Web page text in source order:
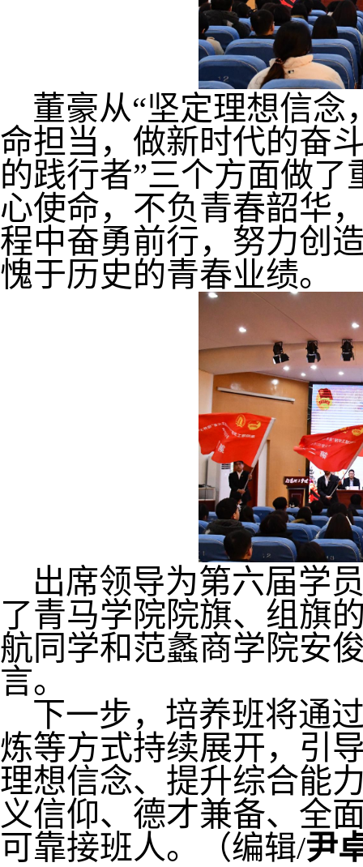
董豪从“坚定理想信念
命担当，做新时代的奋
的践行者”三个方面做了
心使命，不负青春韶华
程中奋勇前行，努力创
愧于历史的青春业绩。
出席领导为第六届学
了青马学院院旗、组旗
航同学和范蠡商学院安
言。
下一步，培养班将通
炼等方式持续展开，引
理想信念、提升综合能
义信仰、德才兼备、全
可靠接班人。
（编辑/尹